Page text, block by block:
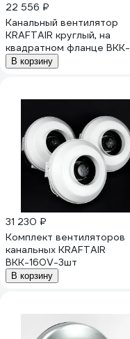
22 556 ₽
Канальный вентилятор
KRAFTAIR круглый, на
квадратном фланце ВКК-
ФП-160
В корзину
31 230 ₽
Комплект вентиляторов
канальных KRAFTAIR
ВКК-160V-3шт
В корзину